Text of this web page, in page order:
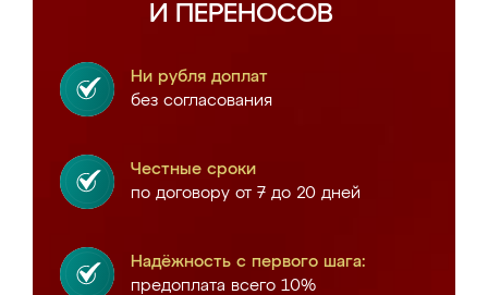
И ПЕРЕНОСОВ
Ни рубля доплат
без согласования
Честные сроки
по договору от 7 до 20 дней
Надёжность с первого шага:
предоплата всего 10%